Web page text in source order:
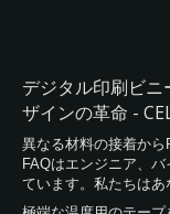
デジタル印刷ビ
ザインの革命 -
異なる材料の接着か
FAQはエンジニア、
ています。私たちは